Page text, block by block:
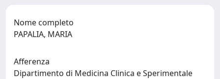
Nome completo
PAPALIA, MARIA
Afferenza
Dipartimento di Medicina Clinica e Sperimentale